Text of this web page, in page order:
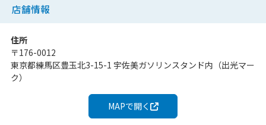
店舗情報
住所
〒176-0012
東京都練馬区豊玉北3-15-1 宇佐美ガソリンスタンド内（出光マー
ク）
MAPで開く